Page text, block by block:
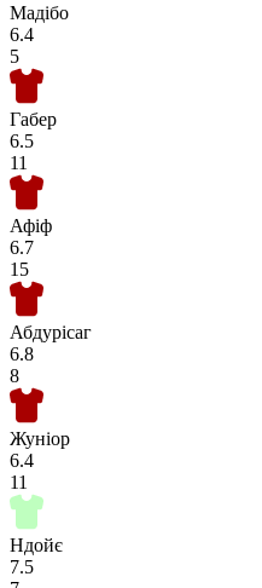
Мадібо
6.4
5
Габер
6.5
11
Афіф
6.7
15
Абдурісаг
6.8
8
Жуніор
6.4
11
Ндойє
7.5